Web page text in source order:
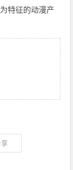
特征的动漫产